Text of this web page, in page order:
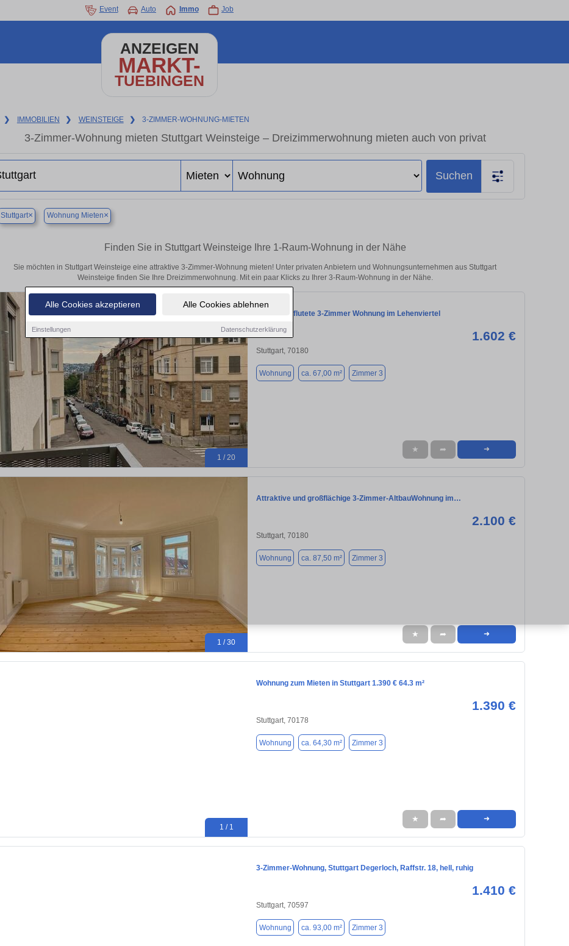
Alle Cookies akzeptieren Alle Cookies ablehnen
Einstellungen Datenschutzerklärung
Event Auto Immo Job
ANZEIGEN
MARKT-
TUEBINGEN
❯ IMMOBILIEN ❯ WEINSTEIGE ❯ 3-ZIMMER-WOHNUNG-MIETEN
3-Zimmer-Wohnung mieten Stuttgart Weinsteige – Dreizimmerwohnung mieten auch von privat
Suchen
Stuttgart× Wohnung Mieten×
Finden Sie in Stuttgart Weinsteige Ihre 1-Raum-Wohnung in der Nähe
Sie möchten in Stuttgart Weinsteige eine attraktive 3-Zimmer-Wohnung mieten! Unter privaten Anbietern und Wohnungsunternehmen aus Stuttgart
Weinsteige finden Sie Ihre Dreizimmerwohnung. Mit ein paar Klicks zu Ihrer 3-Raum-Wohnung in der Nähe.
1 / 20
Lichtdurchflutete 3-Zimmer Wohnung im Lehenviertel
1.602 €
Stuttgart, 70180
Wohnung ca. 67,00 m² Zimmer 3
★ ➦ ➜
1 / 30
Attraktive und großflächige 3-Zimmer-AltbauWohnung im…
2.100 €
Stuttgart, 70180
Wohnung ca. 87,50 m² Zimmer 3
★ ➦ ➜
1 / 1
Wohnung zum Mieten in Stuttgart 1.390 € 64.3 m²
1.390 €
Stuttgart, 70178
Wohnung ca. 64,30 m² Zimmer 3
★ ➦ ➜
3-Zimmer-Wohnung, Stuttgart Degerloch, Raffstr. 18, hell, ruhig
1.410 €
Stuttgart, 70597
Wohnung ca. 93,00 m² Zimmer 3